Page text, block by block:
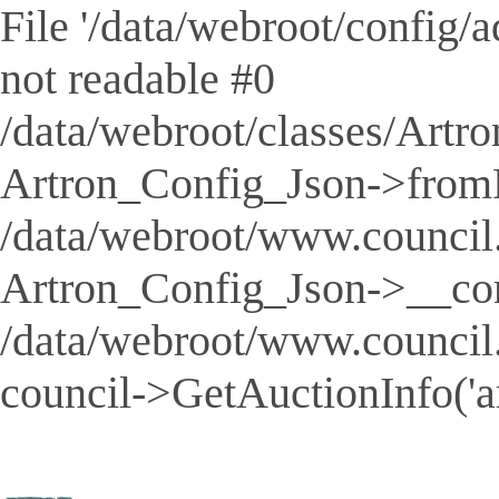
File '/data/webroot/config/
not readable #0
/data/webroot/classes/
Artron_Config_Json-
/data/webroot/
Artron_Config_Json-
/data/webroot/
council-